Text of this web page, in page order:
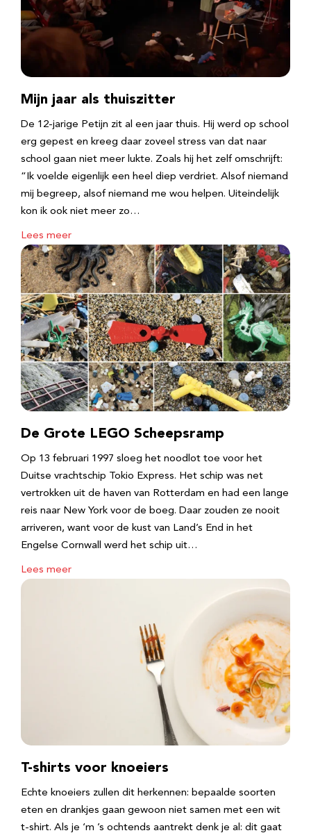
Mijn jaar als thuiszitter
De 12-jarige Petijn zit al een jaar thuis. Hij werd op school
erg gepest en kreeg daar zoveel stress van dat naar
school gaan niet meer lukte. Zoals hij het zelf omschrijft:
“Ik voelde eigenlijk een heel diep verdriet. Alsof niemand
mij begreep, alsof niemand me wou helpen. Uiteindelijk
kon ik ook niet meer zo…
Lees meer
De Grote LEGO Scheepsramp
Op 13 februari 1997 sloeg het noodlot toe voor het
Duitse vrachtschip Tokio Express. Het schip was net
vertrokken uit de haven van Rotterdam en had een lange
reis naar New York voor de boeg. Daar zouden ze nooit
arriveren, want voor de kust van Land’s End in het
Engelse Cornwall werd het schip uit…
Lees meer
T-shirts voor knoeiers
Echte knoeiers zullen dit herkennen: bepaalde soorten
eten en drankjes gaan gewoon niet samen met een wit
t-shirt. Als je ‘m ’s ochtends aantrekt denk je al: dit gaat